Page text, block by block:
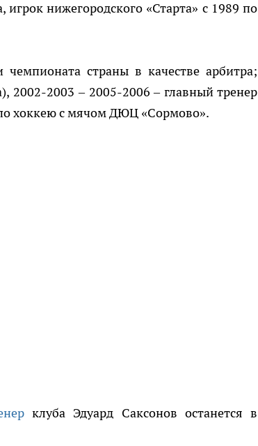
нижегородского «Старта» с 1989 по
страны в качестве арбитра;
2002-2003 – 2005-2006 – главный тренер
хоккею с мячом ДЮЦ «Сормово».
клуба Эдуард Саксонов останется в